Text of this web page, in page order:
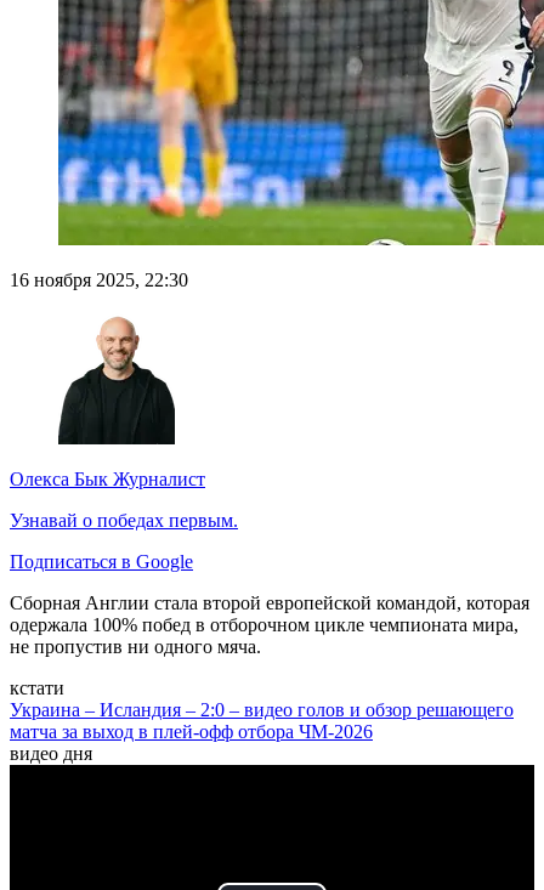
16 ноября 2025, 22:30
Олекса Бык Журналист
Узнавай о победах первым.
Подписаться в Google
Сборная Англии стала второй европейской командой, которая
одержала 100% побед в отборочном цикле чемпионата мира,
не пропустив ни одного мяча.
кстати
Украина – Исландия – 2:0 – видео голов и обзор решающего
матча за выход в плей-офф отбора ЧМ-2026
видео дня